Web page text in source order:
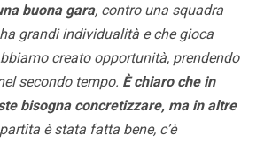
buona gara, contro una squadra
grandi individualità e che gioca
creato opportunità, prendendo
secondo tempo. È chiaro che in
bisogna concretizzare, ma in altre
è stata fatta bene, c’è